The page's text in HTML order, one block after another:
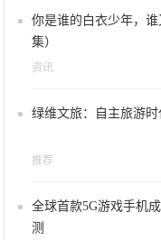
你是谁的白衣少年，
集）
资讯
绿维文旅：自主旅游
推荐
全球首款5G游戏手机
测